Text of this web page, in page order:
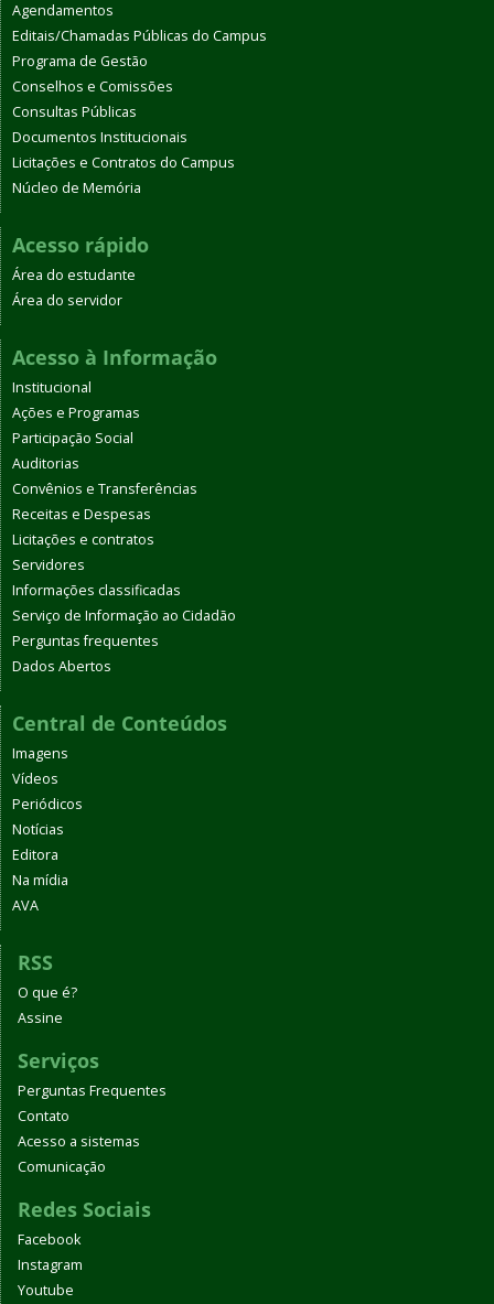
Agendamentos
Editais/Chamadas Públicas do Campus
Programa de Gestão
Conselhos e Comissões
Consultas Públicas
Documentos Institucionais
Licitações e Contratos do Campus
Núcleo de Memória
Acesso rápido
Área do estudante
Área do servidor
Acesso à Informação
Institucional
Ações e Programas
Participação Social
Auditorias
Convênios e Transferências
Receitas e Despesas
Licitações e contratos
Servidores
Informações classificadas
Serviço de Informação ao Cidadão
Perguntas frequentes
Dados Abertos
Central de Conteúdos
Imagens
Vídeos
Periódicos
Notícias
Editora
Na mídia
AVA
RSS
O que é?
Assine
Serviços
Perguntas Frequentes
Contato
Acesso a sistemas
Comunicação
Redes Sociais
Facebook
Instagram
Youtube